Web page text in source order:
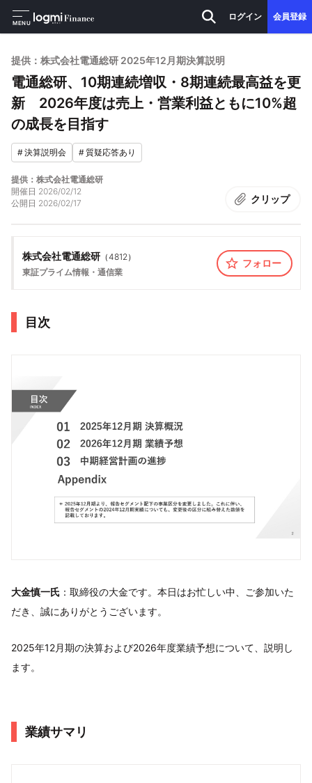
MENU
ログイン 会員登録
提供：株式会社電通総研 2025年12月期決算説明
電通総研、10期連続増収・8期連続最高益を更
新 2026年度は売上・営業利益ともに10%超
の成長を目指す
#決算説明会 #質疑応答あり
提供：株式会社電通総研
開催日 2026/02/12
公開日 2026/02/17 クリップ
株式会社電通総研 （4812）
東証プライム情報・通信業
フォロー
目次
大金慎一氏 ：取締役の⼤⾦です。本⽇はお忙しい中、ご参加いた
だき、誠にありがとうございます。
2025年12⽉期の決算および2026年度業績予想について、説明し
ます。
業績サマリ